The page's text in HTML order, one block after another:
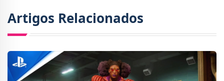
Artigos Relacionados